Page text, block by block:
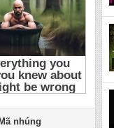
Mã nhúng